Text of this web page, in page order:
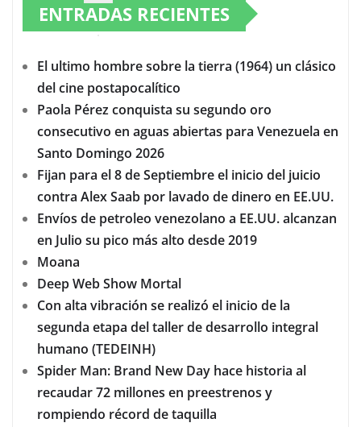
ENTRADAS RECIENTES
El ultimo hombre sobre la tierra (1964) un clásico
del cine postapocalítico
Paola Pérez conquista su segundo oro
consecutivo en aguas abiertas para Venezuela en
Santo Domingo 2026
Fijan para el 8 de Septiembre el inicio del juicio
contra Alex Saab por lavado de dinero en EE.UU.
Envíos de petroleo venezolano a EE.UU. alcanzan
en Julio su pico más alto desde 2019
Moana
Deep Web Show Mortal
Con alta vibración se realizó el inicio de la
segunda etapa del taller de desarrollo integral
humano (TEDEINH)
Spider Man: Brand New Day hace historia al
recaudar 72 millones en preestrenos y
rompiendo récord de taquilla